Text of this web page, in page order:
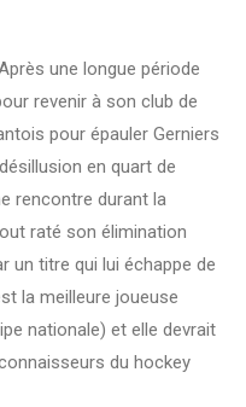
une longue période
revenir à son club de
pour épauler Gerniers
en quart de
rencontre durant la
raté son élimination
un titre qui lui échappe de
la meilleure joueuse
nationale) et elle devrait
du hockey